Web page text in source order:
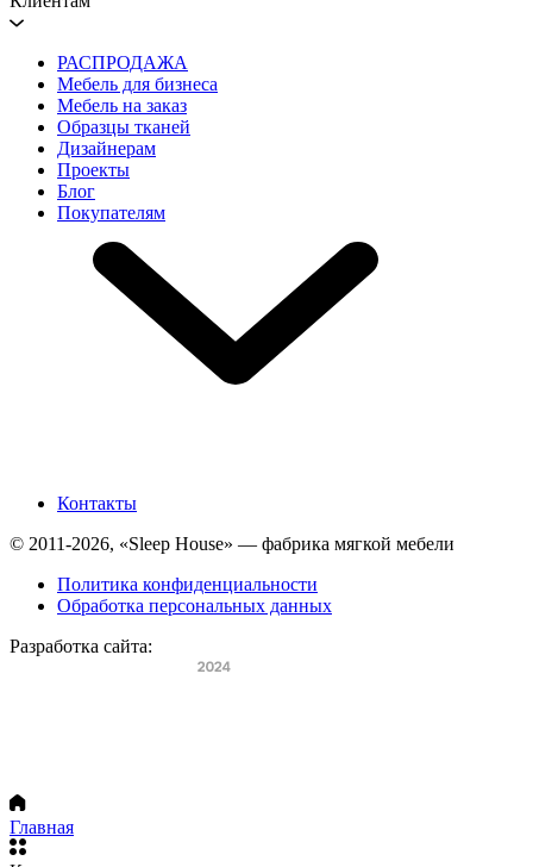
РАСПРОДАЖА
Мебель для бизнеса
Мебель на заказ
Образцы тканей
Дизайнерам
Проекты
Блог
Покупателям
Контакты
© 2011-2026, «Sleep House» — фабрика мягкой мебели
Политика конфиденциальности
Обработка персональных данных
Разработка сайта:
Главная